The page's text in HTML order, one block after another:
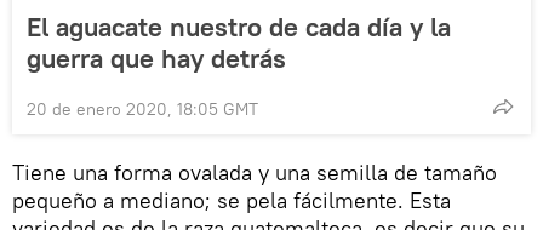
El aguacate nuestro de cada día y la
guerra que hay detrás
20 de enero 2020, 18:05 GMT
Tiene una forma ovalada y una semilla de tamaño
pequeño a mediano; se pela fácilmente. Esta